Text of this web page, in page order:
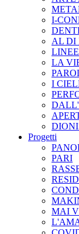
I-
AL DI
LA
I
Progetti
PARI
MAI